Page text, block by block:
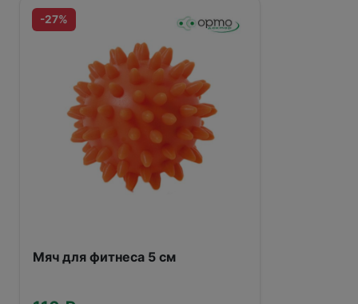
-27%
Мяч для фитнеса 5 см